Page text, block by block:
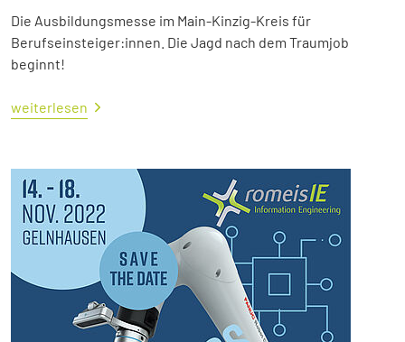
Die Ausbildungsmesse im Main-Kinzig-Kreis für
Berufseinsteiger:innen. Die Jagd nach dem Traumjob
beginnt!
weiterlesen